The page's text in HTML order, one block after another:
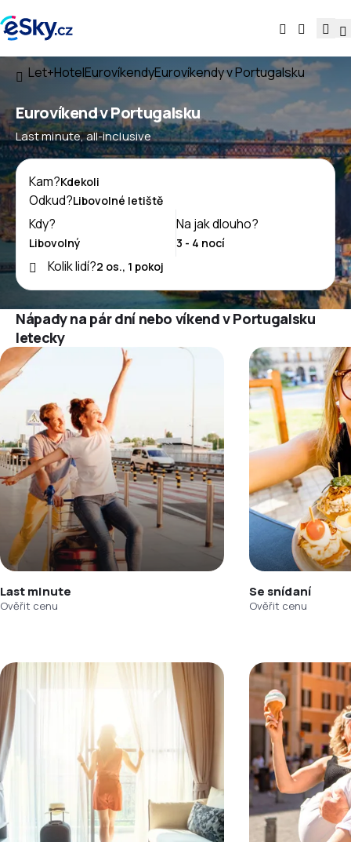
Let+HotelEurovíkendyEurovíkendy v Portugalsku
Eurovíkend v Portugalsku
Last minute, all-inclusive
Kam?
Odkud?
Kdy?
Na jak dlouho?
Kolik lidí?
Nápady na pár dní nebo víkend v Portugalsku
letecky
Last minute
Ověřit cenu
Se snídaní
Ověřit cenu